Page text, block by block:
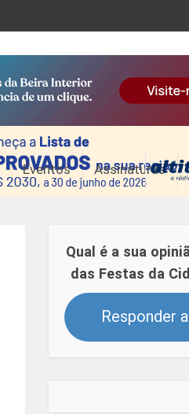
Eventos Assinaturas
Qual é a sua
das Festas da
Responder